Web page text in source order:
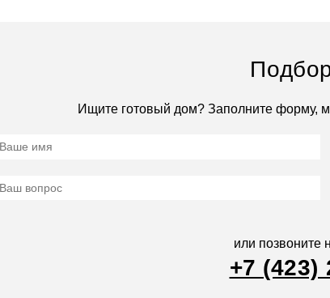
Ищите готовый дом? Заполните форму,
или позвоните
+7 (423)